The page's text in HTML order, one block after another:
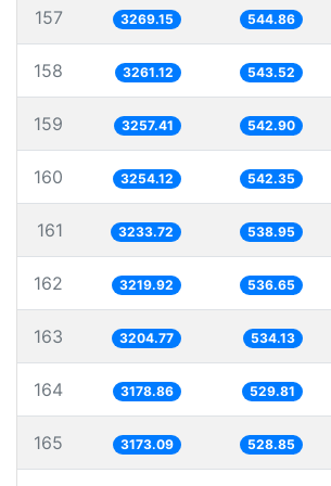
157 3269.15 544.86
158 3261.12 543.52
159 3257.41 542.90
160 3254.12 542.35
161 3233.72 538.95
162 3219.92 536.65
163 3204.77 534.13
164 3178.86 529.81
165 3173.09 528.85